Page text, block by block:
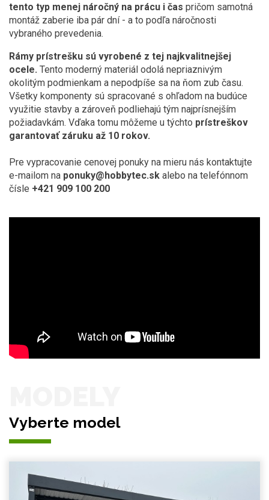
tento typ menej náročný na prácu i čas pričom samotná
montáž zaberie iba pár dní - a to podľa náročnosti
vybraného prevedenia.
Rámy prístrešku sú vyrobené z tej najkvalitnejšej
ocele. Tento moderný materiál odolá nepriaznivým
okolitým podmienkam a nepodpíše sa na ňom zub času.
Všetky komponenty sú spracované s ohľadom na budúce
využitie stavby a zároveň podliehajú tým najprísnejším
požiadavkám. Vďaka tomu môžeme u týchto prístreškov
garantovať záruku až 10 rokov.
Pre vypracovanie cenovej ponuky na mieru nás kontaktujte
e-mailom na ponuky@hobbytec.sk alebo na telefónnom
čísle +421 909 100 200
Vyberte model